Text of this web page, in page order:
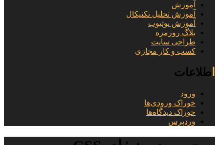
آموزش
آموزش تحلیل تکنیکال
آموزش یوتیوب
بلاگ روزمره
طراحی سایت
کسب و کار مجازی
اطلاعات
ورود
خوراک ورودی‌ها
خوراک دیدگاه‌ها
وردپرس